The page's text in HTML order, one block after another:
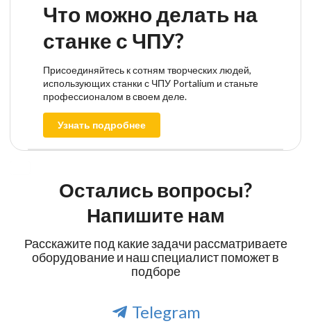
Что можно делать на
станке с ЧПУ?
Присоединяйтесь к сотням творческих людей,
использующих станки с ЧПУ Portalium и станьте
профессионалом в своем деле.
Узнать подробнее
Остались вопросы?
Напишите нам
Расскажите под какие задачи рассматриваете
оборудование и наш специалист поможет в
подборе
Telegram